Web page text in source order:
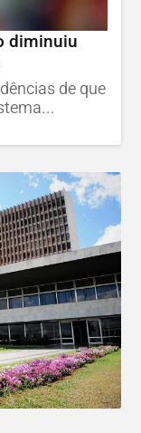
diminuiu
de que